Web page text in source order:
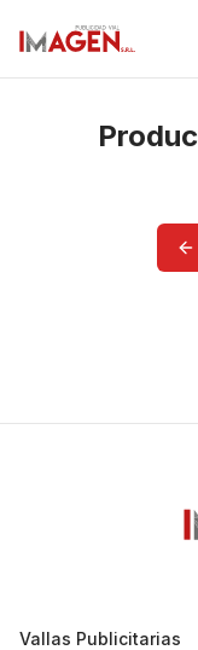
Vallas Publicitarias